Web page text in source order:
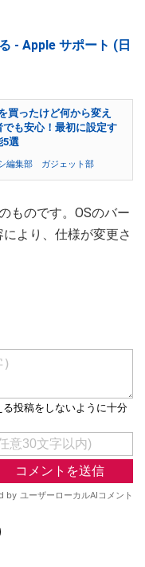
- Apple サポート (日
買ったけど何から変え
でも安心！最初に設定す
5選
編集部 ガジェット部
ものです。OSのバー
より、仕様が変更さ